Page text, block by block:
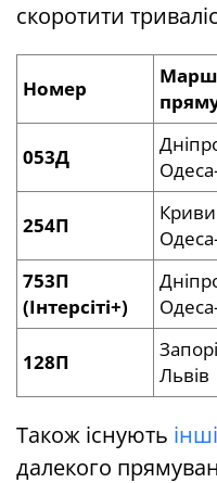
скоротити
Номер
053Д
254П
753П
(Інтерсіті+)
128П
Львів
Також існують
далекого